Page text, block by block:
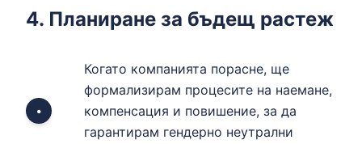
4. Планиране за бъдещ растеж
•
Когато компанията порасне, ще
формализирам процесите на наемане,
компенсация и повишение, за да
гарантирам гендерно неутрални